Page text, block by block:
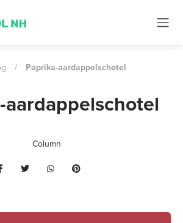
/ Paprika-aardappelschotel
aardappelschotel
Column